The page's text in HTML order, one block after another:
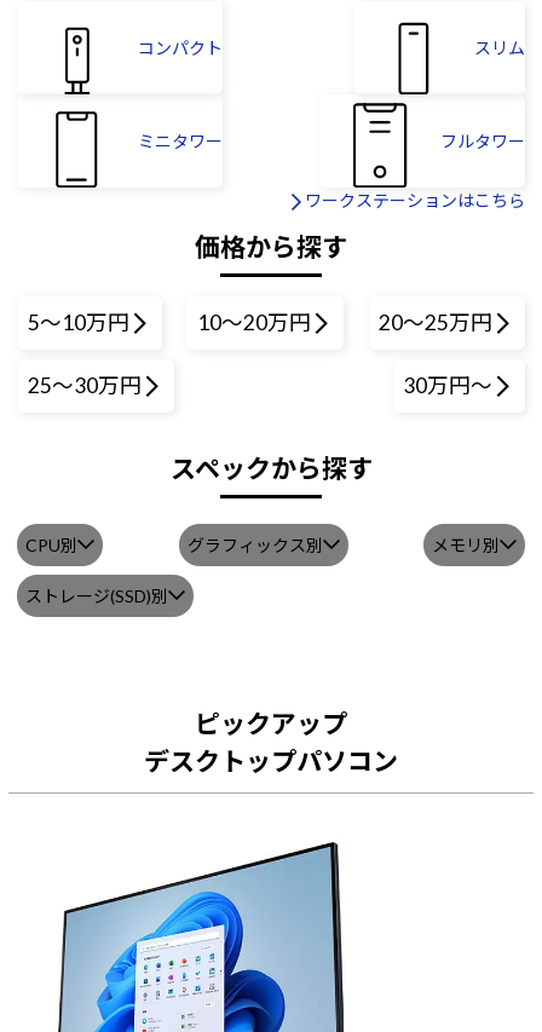
コンパクト スリム
ミニタワー フルタワー
ワークステーションはこちら
価格から探す
5～10万円 10～20万円 20～25万円
25～30万円 30万円～
スペックから探す
CPU別 グラフィックス別 メモリ別
ストレージ(SSD)別
ピックアップ
デスクトップパソコン